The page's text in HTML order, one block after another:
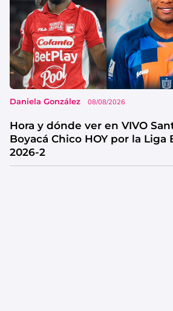
Daniela González 08/08/2026
Hora y dónde ver en VIVO
Boyacá Chico HOY por la Liga
2026-2